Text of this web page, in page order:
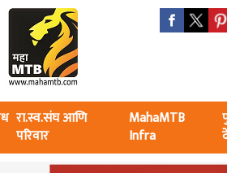
रा.स्व.संघ आणि
परिवार
MahaMTB
Infra